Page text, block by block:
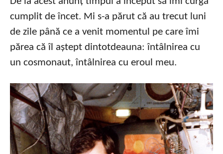
cumplit de încet. Mi s-a părut că au trecut luni
de zile până ce a venit momentul pe care îmi
părea că îl aștept dintotdeauna: întâlnirea cu
un cosmonaut, întâlnirea cu eroul meu.